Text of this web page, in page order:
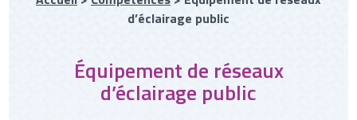
d’éclairage public
Équipement de réseaux
d’éclairage public